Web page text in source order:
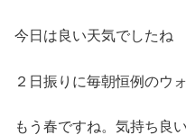
今日は良い天気でしたね
２日振りに毎朝恒例のウ
もう春ですね。気持ち良い